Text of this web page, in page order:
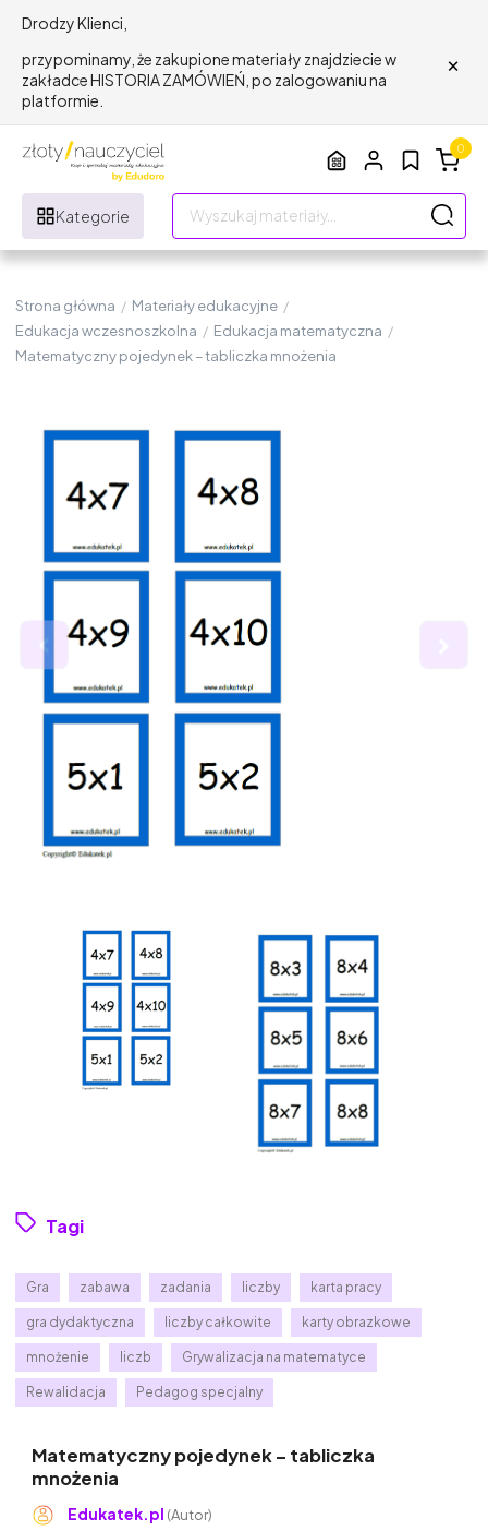
Drodzy Klienci,
przypominamy, że zakupione materiały znajdziecie w
zakładce HISTORIA ZAMÓWIEŃ, po zalogowaniu na
platformie.
×
Kategorie
0
Strona główna / Materiały edukacyjne /
Edukacja wczesnoszkolna / Edukacja matematyczna /
Matematyczny pojedynek – tabliczka mnożenia
Tagi
Gra zabawa zadania liczby karta pracy
gra dydaktyczna liczby całkowite karty obrazkowe
mnożenie liczb Grywalizacja na matematyce
Rewalidacja Pedagog specjalny
Matematyczny pojedynek – tabliczka
mnożenia
Edukatek.pl (Autor)